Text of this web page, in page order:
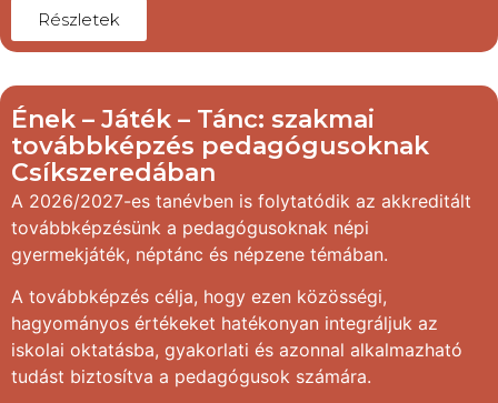
Részletek
Ének – Játék – Tánc: szakmai
továbbképzés pedagógusoknak
Csíkszeredában
A 2026/2027-es tanévben is folytatódik az akkreditált
továbbképzésünk a pedagógusoknak népi
gyermekjáték, néptánc és népzene témában.
A továbbképzés célja, hogy ezen közösségi,
hagyományos értékeket hatékonyan integráljuk az
iskolai oktatásba, gyakorlati és azonnal alkalmazható
tudást biztosítva a pedagógusok számára.